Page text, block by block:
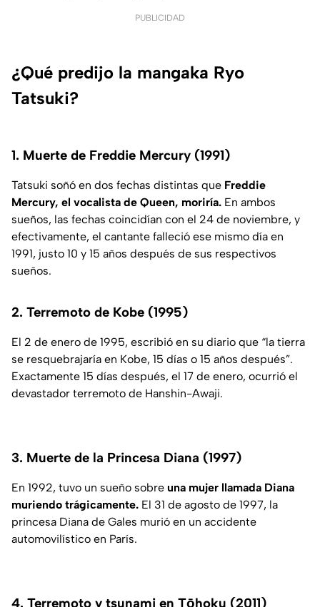
PUBLICIDAD
¿Qué predijo la mangaka Ryo
Tatsuki?
1. Muerte de Freddie Mercury (1991)
Tatsuki soñó en dos fechas distintas que Freddie
Mercury, el vocalista de Queen, moriría. En ambos
sueños, las fechas coincidían con el 24 de noviembre, y
efectivamente, el cantante falleció ese mismo día en
1991, justo 10 y 15 años después de sus respectivos
sueños.
2. Terremoto de Kobe (1995)
El 2 de enero de 1995, escribió en su diario que “la tierra
se resquebrajaría en Kobe, 15 días o 15 años después”.
Exactamente 15 días después, el 17 de enero, ocurrió el
devastador terremoto de Hanshin-Awaji.
3. Muerte de la Princesa Diana (1997)
En 1992, tuvo un sueño sobre una mujer llamada Diana
muriendo trágicamente. El 31 de agosto de 1997, la
princesa Diana de Gales murió en un accidente
automovilístico en París.
4. Terremoto y tsunami en Tōhoku (2011)